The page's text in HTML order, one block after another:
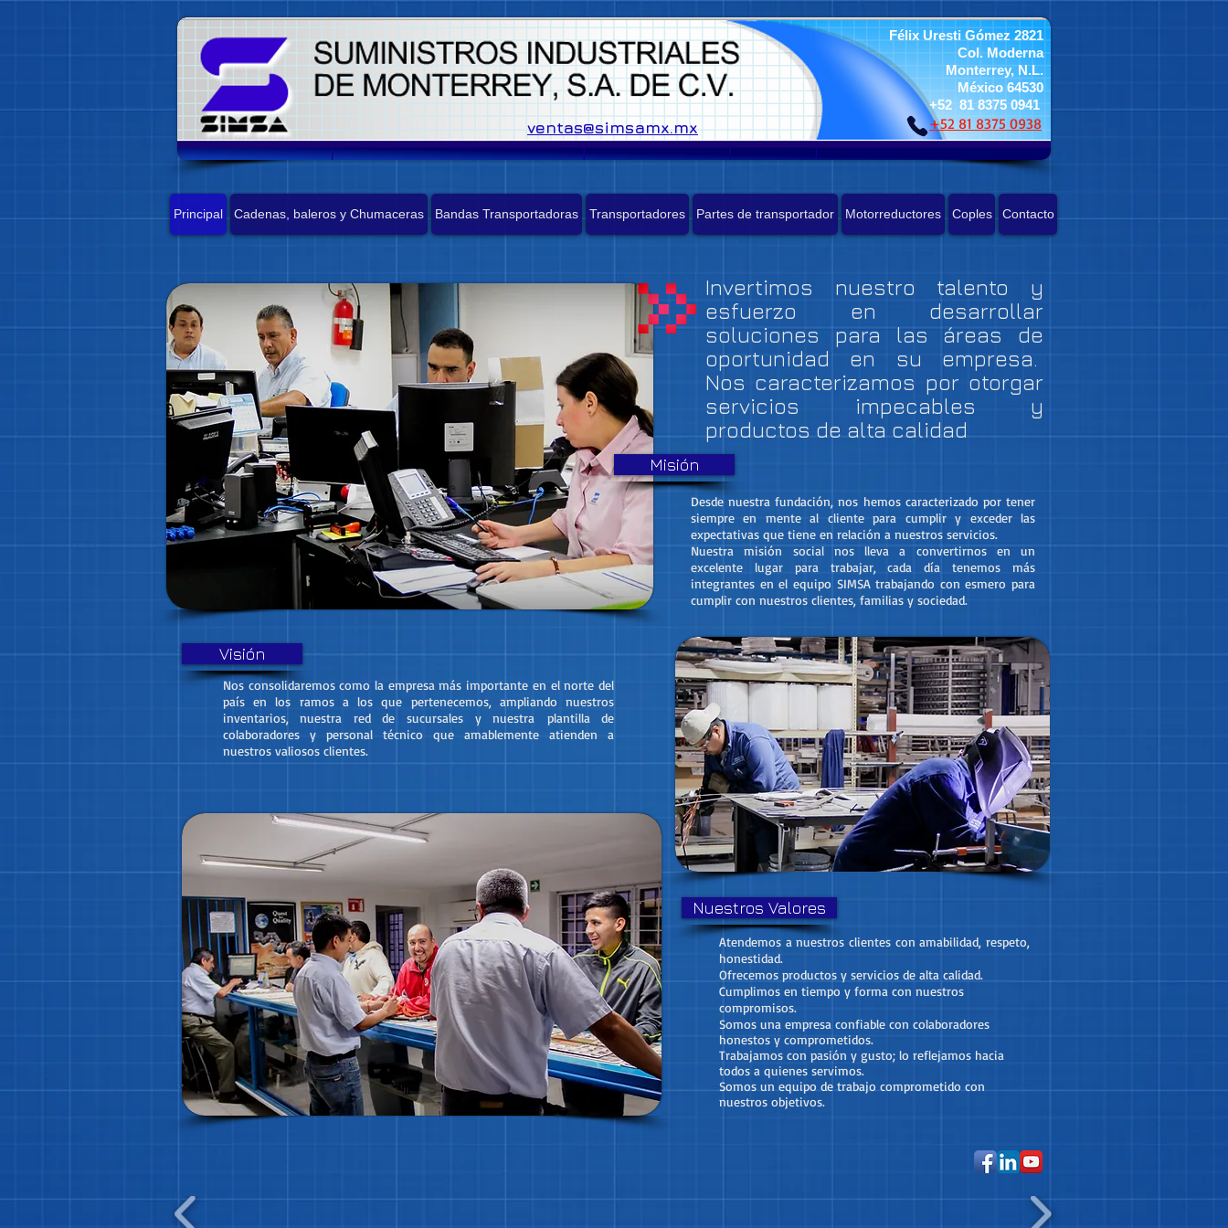
Félix Uresti Gómez 2821
Col. Moderna
Monterrey, N.L.
México 64530
+52 81 8375 0941
ventas@simsamx.mx +52 81 8375 0938
Principal Cadenas, baleros y Chumaceras Bandas Transportadoras Transportadores Partes de transportador Motorreductores Coples Contacto
Desde nuestra fundación, nos hemos caracterizado por tener
siempre en mente al cliente para cumplir y exceder las
expectativas que tiene en relación a nuestros servicios.
Nuestra misión social nos lleva a convertirnos en un
excelente lugar para trabajar, cada día tenemos más
integrantes en el equipo SIMSA trabajando con esmero para
cumplir con nuestros clientes, familias y sociedad.
Misión
Invertimos nuestro talento y
esfuerzo en desarrollar
soluciones para las áreas de
oportunidad en su empresa.
Nos caracterizamos por otorgar
servicios impecables y
productos de alta calidad
Visión
Nos consolidaremos como la empresa más importante en el norte del
país en los ramos a los que pertenecemos, ampliando nuestros
inventarios, nuestra red de sucursales y nuestra plantilla de
colaboradores y personal técnico que amablemente atienden a
nuestros valiosos clientes.
Nuestros Valores
Atendemos a nuestros clientes con amabilidad, respeto,
honestidad.
Ofrecemos productos y servicios de alta calidad.
Cumplimos en tiempo y forma con nuestros
compromisos.
Somos una empresa confiable con colaboradores
honestos y comprometidos.
Trabajamos con pasión y gusto; lo reflejamos hacia
todos a quienes servimos.
Somos un equipo de trabajo comprometido con
nuestros objetivos.